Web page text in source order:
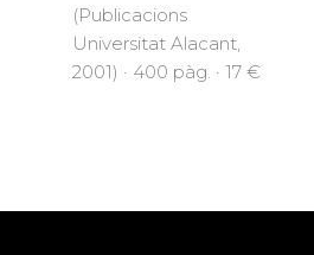
(Publicacions
Universitat Alacant,
2001) · 400 pàg. · 17 €